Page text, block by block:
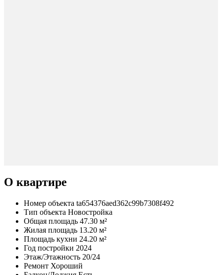
О квартире
Номер объекта ta654376aed362c99b7308f492
Тип объекта Новостройка
Общая площадь 47.30 м²
Жилая площадь 13.20 м²
Площадь кухни 24.20 м²
Год постройки 2024
Этаж/Этажность 20/24
Ремонт Хороший